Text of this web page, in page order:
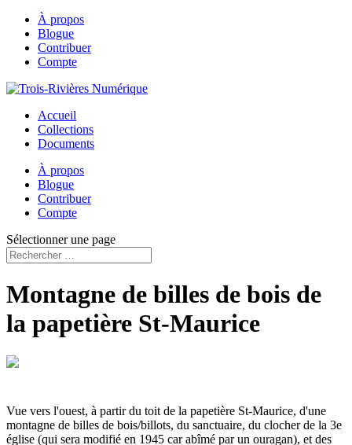
À propos
Blogue
Contribuer
Compte
Accueil
Collections
Documents
À propos
Blogue
Contribuer
Compte
Sélectionner une page
Montagne de billes de bois de
la papetière St-Maurice
Vue vers l'ouest, à partir du toit de la papetière St-Maurice, d'une
montagne de billes de bois/billots, du sanctuaire, du clocher de la 3e
église (qui sera modifié en 1945 car abîmé par un ouragan), et des